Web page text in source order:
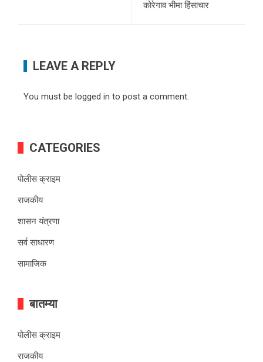
कोरेगाव भीमा हिंसाचार
LEAVE A REPLY
You must be logged in to post a comment.
CATEGORIES
पोलीस क्राइम
राजकीय
शासन यंत्रणा
सर्व साधारण
सामाजिक
बातम्या
पोलीस क्राइम
राजकीय